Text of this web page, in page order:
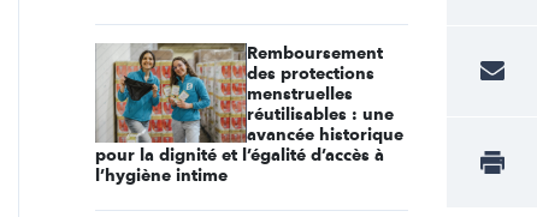
Remboursement
des protections
menstruelles
réutilisables : une
avancée historique
pour la dignité et l’égalité d’accès à
l’hygiène intime